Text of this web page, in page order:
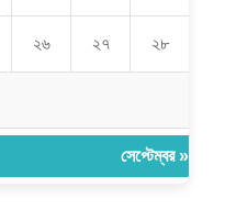
২৬ ২৭ ২৮
সেপ্টেম্বর »